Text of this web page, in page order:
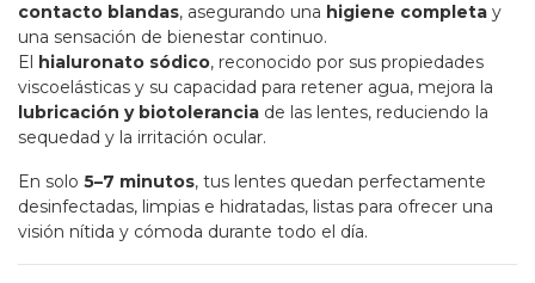
contacto blandas, asegurando una higiene completa y
una sensación de bienestar continuo.
El
hialuronato sódico, reconocido por sus propiedades
viscoelásticas y su capacidad para retener agua, mejora la
lubricación y biotolerancia de las lentes, reduciendo la
sequedad y la irritación ocular.
En solo 5–7 minutos, tus lentes quedan perfectamente
desinfectadas, limpias e hidratadas, listas para ofrecer una
visión nítida y cómoda durante todo el día.